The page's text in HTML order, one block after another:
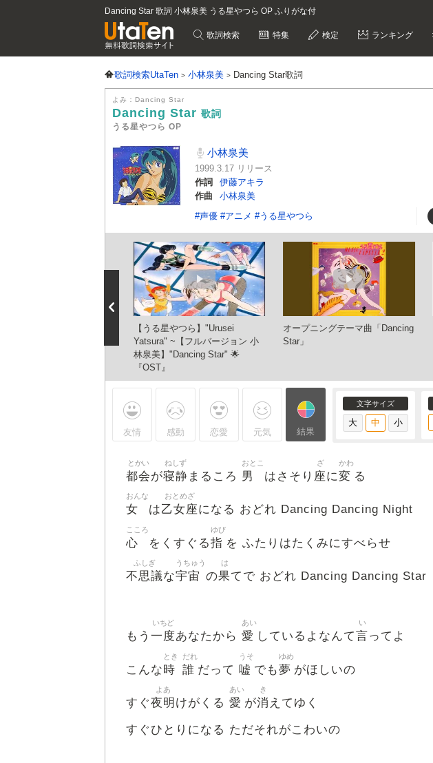
Dancing Star 歌詞 小林泉美 うる星やつら OP ふりがな付
歌詞検索 特集 検定 ランキング
歌詞検索UtaTen 小林泉美 Dancing Star歌詞
よみ：Dancing Star
Dancing Star 歌詞
うる星やつら OP
小林泉美
1999.3.17 リリース
作詞
伊藤アキラ
作曲
小林泉美
#声優 #アニメ #うる星やつら
【うる星やつら】"Urusei
Yatsura" ~【フルバージョン 小
林泉美】"Dancing Star" 🌟
『OST』
オープニングテーマ曲「Dancing
Star」
友情 感動 恋愛 元気 結果
文字サイズ
都会
とかい
が寝静
ねしず
まるころ 男
おとこ
はさそり 座
ざ
に変
かわ
る
女
おんな
は乙女座
おとめざ
になる おどれ Dancing Dancing Night
心
こころ
をくすぐる指
ゆび
を ふたりはたくみにすべらせ
不思議
ふしぎ
な宇宙
うちゅう
の果
は
てで おどれ Dancing Dancing Star
もう 一度
いちど
あなたから 愛
あい
しているよなんて言
い
ってよ
こんな時
とき
誰
だれ
だって 嘘
うそ
でも夢
ゆめ
がほしいの
すぐ夜明
よあ
けがくる 愛
あい
が消
き
えてゆく
すぐひとりになる ただそれがこわいの